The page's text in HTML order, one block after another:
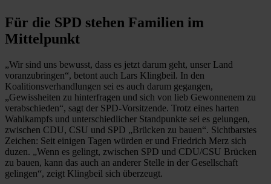
Für die SPD stehen Familien im
Mittelpunkt
„Wir sind uns bewusst, dass es jetzt darum geht, unser Land
voranzubringen“, betont auch Lars Klingbeil. In den
Koalitionsverhandlungen sei es auch darum gegangen,
„Gewissheiten zu hinterfragen und sich von lieb Gewonnenem zu
verabschieden“, sagt der SPD-Vorsitzende. Trotz eines harten
Wahlkampfs und unterschiedlicher Standpunkte sei es gelungen,
zwischen CDU, CSU und SPD „Brücken zu bauen“. Sichtbarstes
Zeichen: Seit einigen Tagen würden er und Friedrich Merz sich
duzen. „Wenn es gelingt, zwischen SPD und CDU/CSU Brücken
zu bauen, kann das auch an anderer Stelle in der Gesellschaft
gelingen“, zeigt Klingbeil sich überzeugt.